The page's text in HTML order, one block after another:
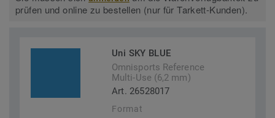
prüfen und online zu bestellen (nur für Tarkett-Kunden).
Uni SKY BLUE
Omnisports Reference
Multi-Use (6,2 mm)
Art. 26528017
Format